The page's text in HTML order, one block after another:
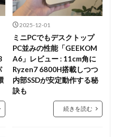
2025-12-01
ミニPCでもデスクトップ
PC並みの性能「GEEKOM
A6」レビュー : 11cm角に
Ryzen7 6800H搭載しつつ
内部SSDが安定動作する秘
訣も
続きを読む